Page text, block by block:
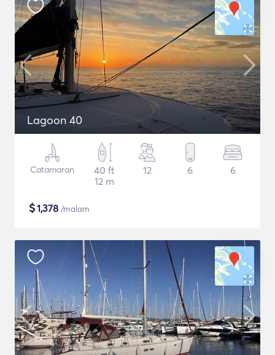
Lagoon 40
Catamaran
40 ft
12 m
12 6 6
$1,378 /malam